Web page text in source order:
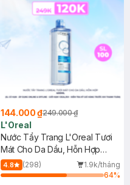
144.000 ₫249.000 ₫
L'Oreal
Nước Tẩy Trang L'Oreal Tươi
Mát Cho Da Dầu, Hỗn Hợp
400ml
4.8 (298)
1.9k/tháng
64%